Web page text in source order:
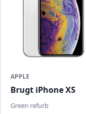
APPLE
Brugt iPhone XS
Green refurb